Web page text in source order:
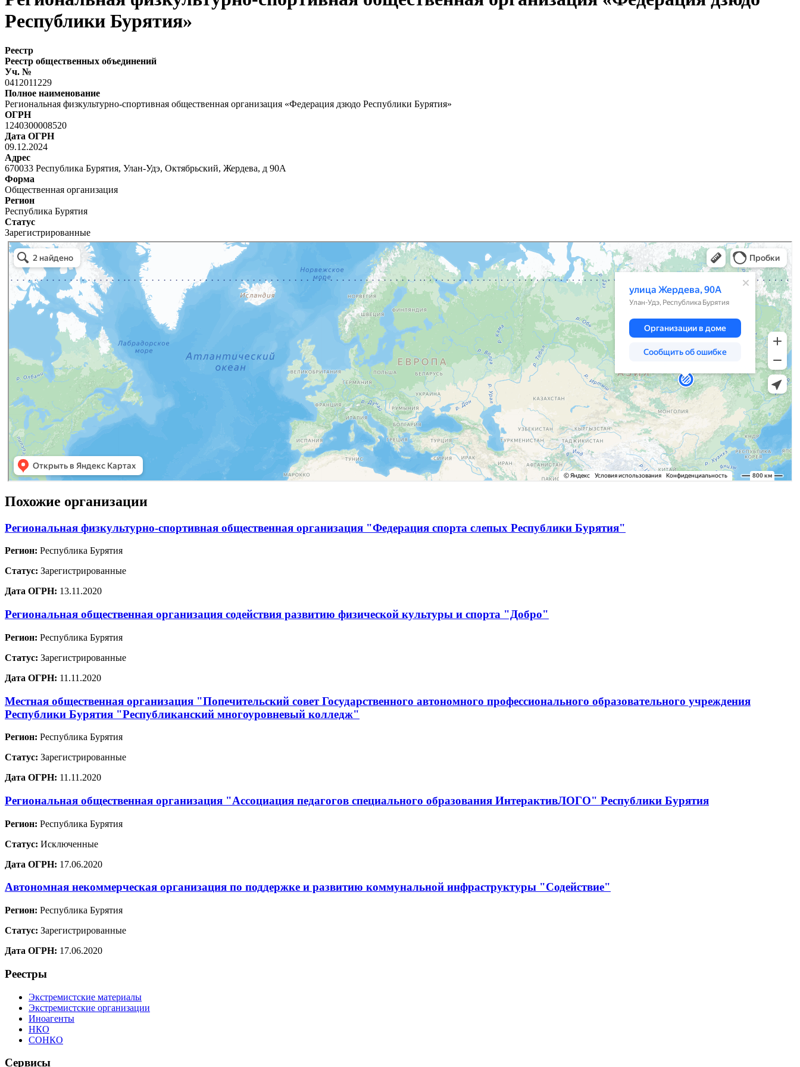
Республики Бурятия»
Реестр
Реестр общественных объединений
Уч. №
0412011229
Полное наименование
Региональная физкультурно-спортивная общественная организация «Федерация дзюдо Республики Бурятия»
ОГРН
1240300008520
Дата ОГРН
09.12.2024
Адрес
670033 Республика Бурятия, Улан-Удэ, Октябрьский, Жердева, д 90А
Форма
Общественная организация
Регион
Республика Бурятия
Статус
Зарегистрированные
Похожие организации
Региональная физкультурно-спортивная общественная организация "Федерация спорта слепых Республики Бурятия"
Регион: Республика Бурятия
Статус: Зарегистрированные
Дата ОГРН: 13.11.2020
Региональная общественная организация содействия развитию физической культуры и спорта "Добро"
Регион: Республика Бурятия
Статус: Зарегистрированные
Дата ОГРН: 11.11.2020
Местная общественная организация "Попечительский совет Государственного автономного профессионального образовательного учреждения
Республики Бурятия "Республиканский многоуровневый колледж"
Регион: Республика Бурятия
Статус: Зарегистрированные
Дата ОГРН: 11.11.2020
Региональная общественная организация "Ассоциация педагогов специального образования ИнтерактивЛОГО" Республики Бурятия
Регион: Республика Бурятия
Статус: Исключенные
Дата ОГРН: 17.06.2020
Автономная некоммерческая организация по поддержке и развитию коммунальной инфраструктуры "Содействие"
Регион: Республика Бурятия
Статус: Зарегистрированные
Дата ОГРН: 17.06.2020
Реестры
Экстремистские материалы
Экстремистские организации
Иноагенты
НКО
СОНКО
Сервисы